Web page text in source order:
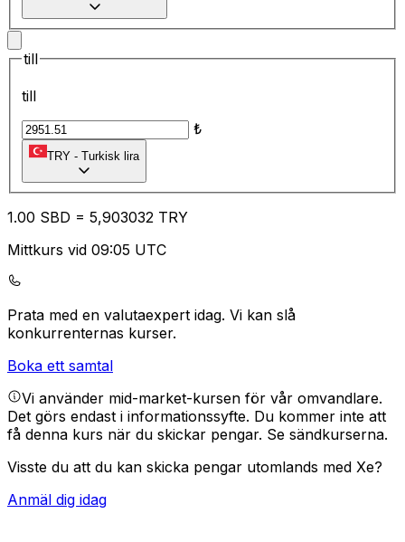
till
till
₺
TRY - Turkisk lira
1.00 SBD = 5,903032 TRY
Mittkurs vid 09:05 UTC
Prata med en valutaexpert idag. Vi kan slå
konkurrenternas kurser.
Boka ett samtal
Vi använder mid-market-kursen för vår omvandlare.
Det görs endast i informationssyfte. Du kommer inte att
få denna kurs när du skickar pengar. Se sändkurserna.
Visste du att du kan skicka pengar utomlands med Xe?
Anmäl dig idag